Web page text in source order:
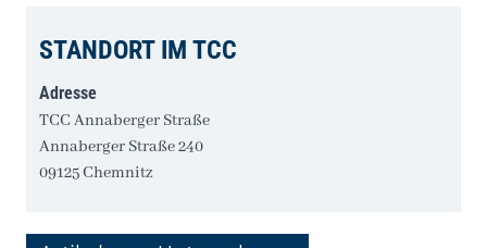
STANDORT IM TCC
Adresse
TCC Annaberger Straße
Annaberger Straße 240
09125 Chemnitz